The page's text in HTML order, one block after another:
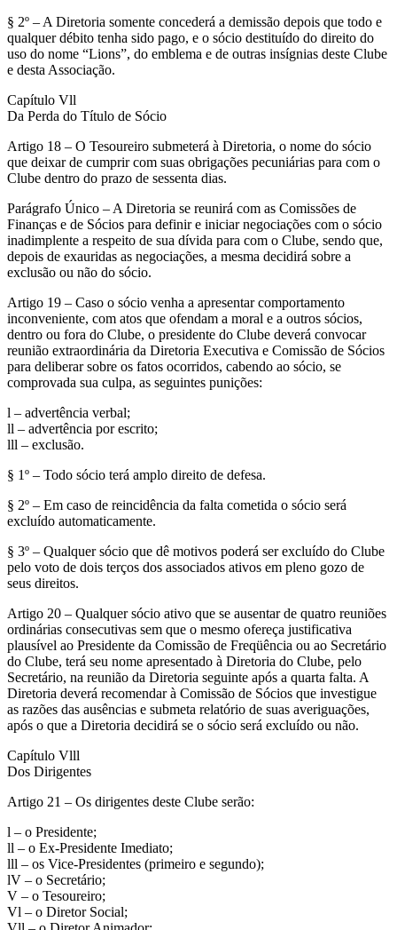
§ 2º – A Diretoria somente concederá a demissão depois que todo e
qualquer débito tenha sido pago, e o sócio destituído do direito do
uso do nome “Lions”, do emblema e de outras insígnias deste Clube
e desta Associação.
Capítulo Vll
Da Perda do Título de Sócio
Artigo 18 – O Tesoureiro submeterá à Diretoria, o nome do sócio
que deixar de cumprir com suas obrigações pecuniárias para com o
Clube dentro do prazo de sessenta dias.
Parágrafo Único – A Diretoria se reunirá com as Comissões de
Finanças e de Sócios para definir e iniciar negociações com o sócio
inadimplente a respeito de sua dívida para com o Clube, sendo que,
depois de exauridas as negociações, a mesma decidirá sobre a
exclusão ou não do sócio.
Artigo 19 – Caso o sócio venha a apresentar comportamento
inconveniente, com atos que ofendam a moral e a outros sócios,
dentro ou fora do Clube, o presidente do Clube deverá convocar
reunião extraordinária da Diretoria Executiva e Comissão de Sócios
para deliberar sobre os fatos ocorridos, cabendo ao sócio, se
comprovada sua culpa, as seguintes punições:
l – advertência verbal;
ll – advertência por escrito;
lll – exclusão.
§ 1º – Todo sócio terá amplo direito de defesa.
§ 2º – Em caso de reincidência da falta cometida o sócio será
excluído automaticamente.
§ 3º – Qualquer sócio que dê motivos poderá ser excluído do Clube
pelo voto de dois terços dos associados ativos em pleno gozo de
seus direitos.
Artigo 20 – Qualquer sócio ativo que se ausentar de quatro reuniões
ordinárias consecutivas sem que o mesmo ofereça justificativa
plausível ao Presidente da Comissão de Freqüência ou ao Secretário
do Clube, terá seu nome apresentado à Diretoria do Clube, pelo
Secretário, na reunião da Diretoria seguinte após a quarta falta. A
Diretoria deverá recomendar à Comissão de Sócios que investigue
as razões das ausências e submeta relatório de suas averiguações,
após o que a Diretoria decidirá se o sócio será excluído ou não.
Capítulo Vlll
Dos Dirigentes
Artigo 21 – Os dirigentes deste Clube serão:
l – o Presidente;
ll – o Ex-Presidente Imediato;
lll – os Vice-Presidentes (primeiro e segundo);
lV – o Secretário;
V – o Tesoureiro;
Vl – o Diretor Social;